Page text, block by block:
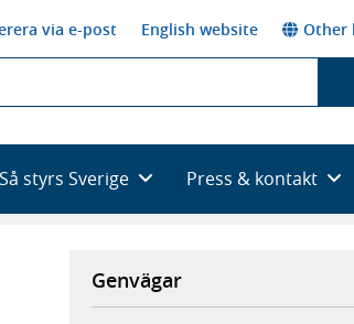
via e-post English website Other
Så styrs Sverige Press & kontakt
Genvägar